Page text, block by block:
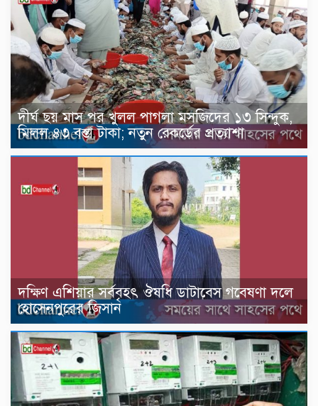
দীর্ঘ ছয় মাস পর খুলল পাগলা মসজিদের ১৩ সিন্দুক,
মিলল ৪৩ বস্তা টাকা; নতুন রেকর্ডের প্রত্যাশা
দক্ষিণ এশিয়ার সর্ববৃহৎ ঔষধি ডাটাবেস গবেষণা দলে
হোসেনপুরের জিসান